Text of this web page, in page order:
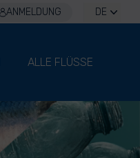
ANMELDUNG DE
ALLE FLÜSSE